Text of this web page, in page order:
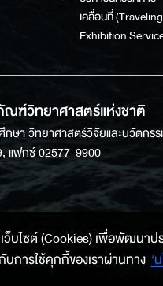
เคลื่อนที่ (Traveling
Exhibition
ฑ์วิทยาศาสตร์แห่งชาติ
กษา วิทยาศาสตร์วิจัยและนวัตก
แฟกซ์ 02577-9900
ว็บไซต์ (Cookies) เพื่อพัฒน
บการใช้คุกกี้ของเราผ่านทาง ‘